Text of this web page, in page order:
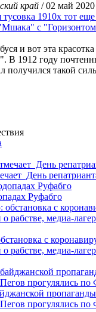
край / 02 май 2020
тусовка 1910х тот
с
и вот эта
В 1912 году
получился такой
День
Руфабго
с
рабстве, медиа-
прогулялись по